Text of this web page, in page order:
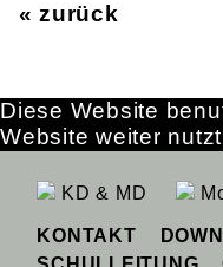
« zurück
KD & MD
KONTAKT
Diese Website
Website weiter